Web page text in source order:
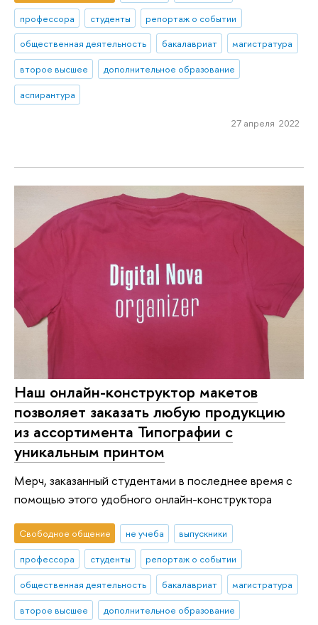
профессора
студенты
репортаж о событии
общественная деятельность
бакалавриат
магистратура
второе высшее
дополнительное образование
аспирантура
27 апреля 2022
Наш онлайн-конструктор макетов
позволяет заказать любую продукцию
из ассортимента Типографии с
уникальным принтом
Мерч, заказанный студентами в последнее время с
помощью этого удобного онлайн-конструктора
Свободное общение не учеба
выпускники
профессора
студенты
репортаж о событии
общественная деятельность
бакалавриат
магистратура
второе высшее
дополнительное образование